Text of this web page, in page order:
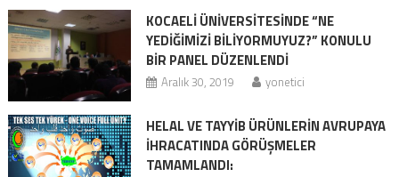
KOCAELİ ÜNİVERSİTESİNDE “NE
YEDİĞİMİZİ BİLİYORMUYUZ?” KONULU
BİR PANEL DÜZENLENDİ
Aralık 30, 2019 yonetici
HELAL VE TAYYİB ÜRÜNLERİN AVRUPAYA
İHRACATINDA GÖRÜŞMELER
TAMAMLANDI: